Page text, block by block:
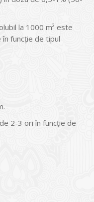
la 1000 m² este
funcţie de tipul
2-3 ori în funcţie de